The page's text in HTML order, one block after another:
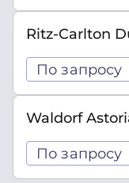
Ritz-Carlton
По запросу
Waldorf
По запросу